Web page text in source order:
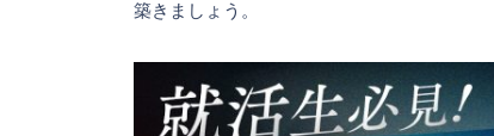
築きましょう。